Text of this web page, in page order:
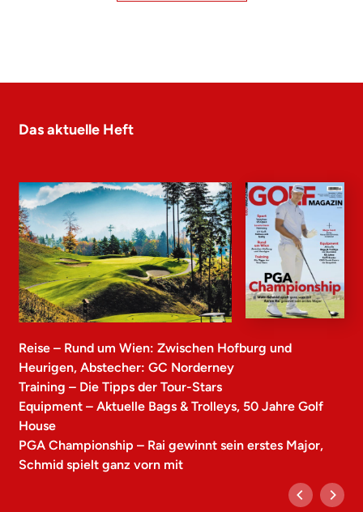
Das aktuelle Heft
Reise – Rund um Wien: Zwischen Hofburg und
Heurigen, Abstecher: GC Norderney
Training – Die Tipps der Tour-Stars
Equipment – Aktuelle Bags & Trolleys, 50 Jahre Golf
House
PGA Championship – Rai gewinnt sein erstes Major,
Schmid spielt ganz vorn mit